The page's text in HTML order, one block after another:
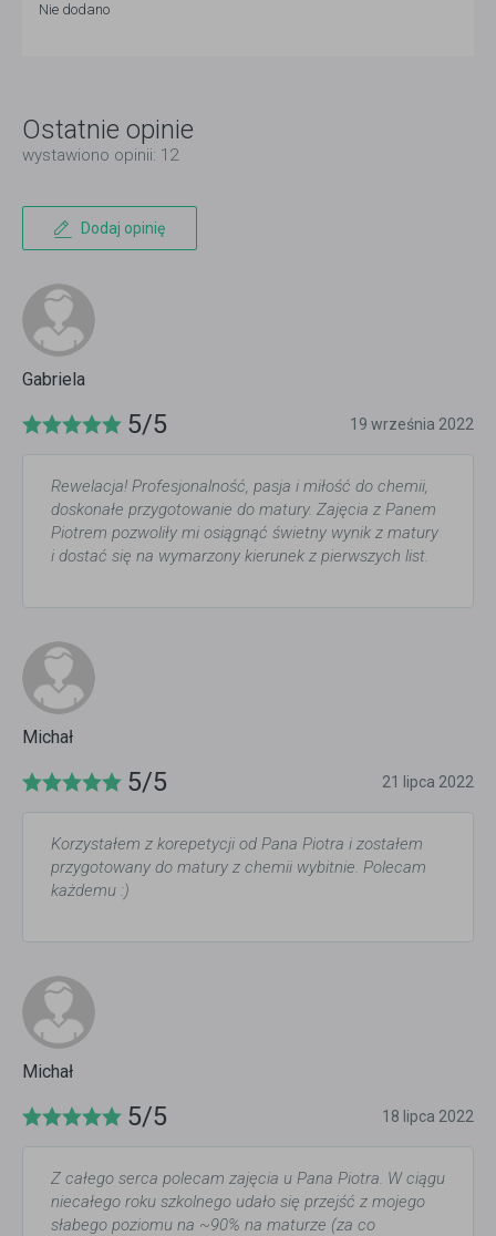
Nie dodano
Ostatnie opinie
wystawiono opinii: 12
Dodaj opinię
Gabriela
5/5 19 września 2022
Rewelacja! Profesjonalność, pasja i miłość do chemii,
doskonałe przygotowanie do matury. Zajęcia z Panem
Piotrem pozwoliły mi osiągnąć świetny wynik z matury
i dostać się na wymarzony kierunek z pierwszych list.
Michał
5/5 21 lipca 2022
Korzystałem z korepetycji od Pana Piotra i zostałem
przygotowany do matury z chemii wybitnie. Polecam
każdemu :)
Michał
5/5 18 lipca 2022
Z całego serca polecam zajęcia u Pana Piotra. W ciągu
niecałego roku szkolnego udało się przejść z mojego
słabego poziomu na ~90% na maturze (za co